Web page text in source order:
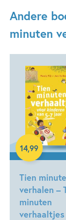
Andere
minuten
Tien
verhalen –
minuten
14,99